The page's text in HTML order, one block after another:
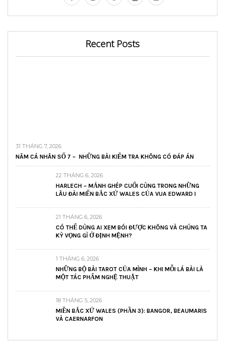
Recent Posts
31 THÁNG 7, 2026
NĂM CÁ NHÂN SỐ 7 – NHỮNG BÀI KIỂM TRA KHÔNG CÓ ĐÁP ÁN
22 THÁNG 6, 2026
HARLECH – MẢNH GHÉP CUỐI CÙNG TRONG NHỮNG
LÂU ĐÀI MIẾN BẮC XỨ WALES CỦA VUA EDWARD I
21 THÁNG 6, 2026
CÓ THỂ DÙNG AI XEM BÓI ĐƯỢC KHÔNG VÀ CHÚNG TA
KỲ VỌNG GÌ Ở ĐỊNH MỆNH?
1 THÁNG 6, 2026
NHỮNG BỘ BÀI TAROT CỦA MÌNH – KHI MỖI LÁ BÀI LÀ
MỘT TÁC PHẨM NGHỆ THUẬT
18 THÁNG 5, 2026
MIỀN BẮC XỨ WALES (PHẦN 3): BANGOR, BEAUMARIS
VÀ CAERNARFON